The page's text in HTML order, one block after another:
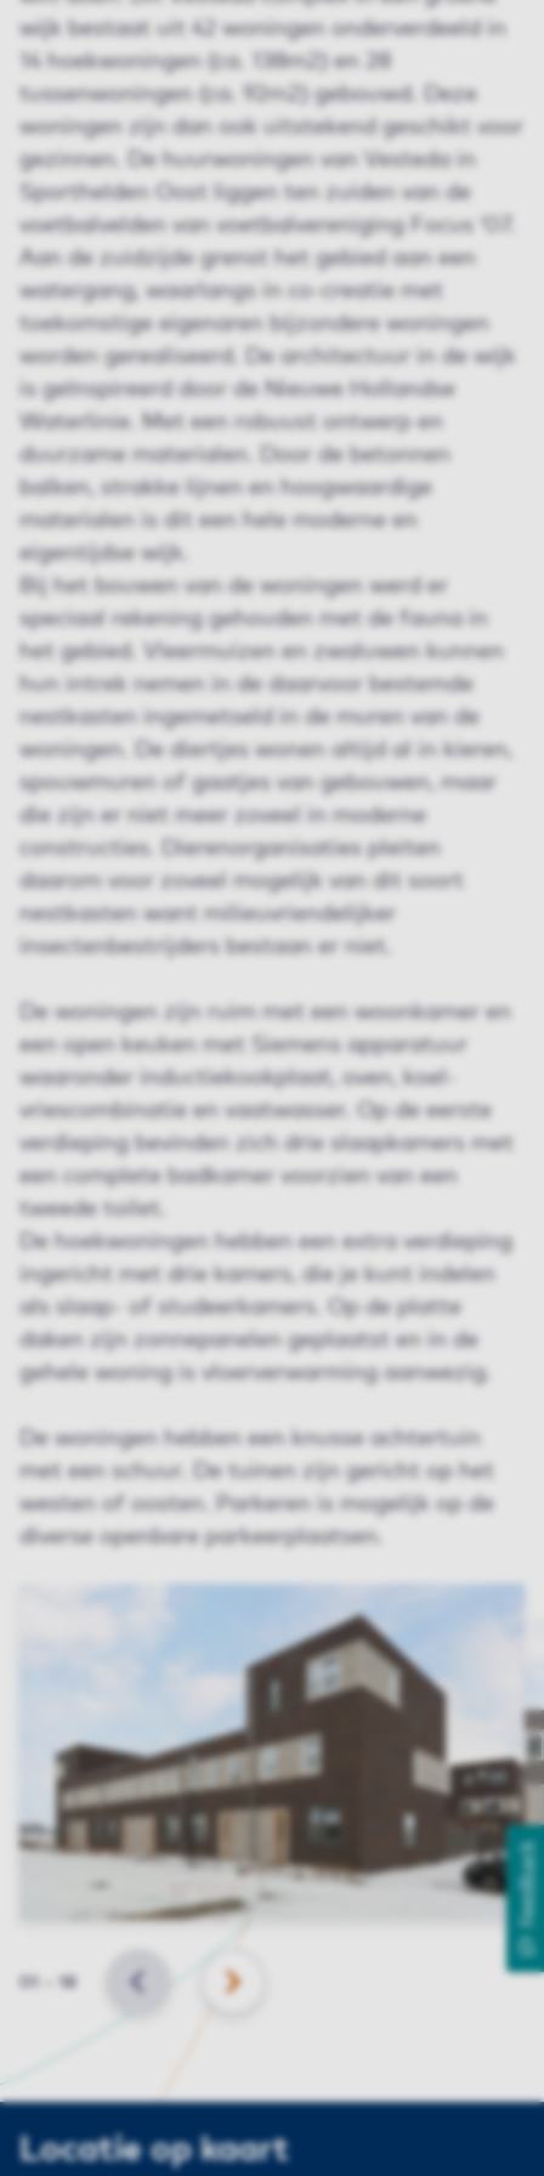
wijk bestaat uit 42 woningen onderverdeeld in
14 hoekwoningen (ca. 138m2) en 28
tussenwoningen (ca. 92m2) gebouwd. Deze
woningen zijn dan ook uitstekend geschikt voor
gezinnen. De huurwoningen van Vesteda in
Sporthelden Oost liggen ten zuiden van de
voetbalvelden van voetbalvereniging Focus ‘07.
Aan de zuidzijde grenst het gebied aan een
watergang, waarlangs in co-creatie met
toekomstige eigenaren bijzondere woningen
worden gerealiseerd. De architectuur in de wijk
is geïnspireerd door de Nieuwe Hollandse
Waterlinie. Met een robuust ontwerp en
duurzame materialen. Door de betonnen
balken, strakke lijnen en hoogwaardige
materialen is dit een hele moderne en
eigentijdse wijk.
Bij het bouwen van de woningen werd er
speciaal rekening gehouden met de fauna in
het gebied. Vleermuizen en zwaluwen kunnen
hun intrek nemen in de daarvoor bestemde
nestkasten ingemetseld in de muren van de
woningen. De diertjes wonen altijd al in kieren,
spouwmuren of gaatjes van gebouwen, maar
die zijn er niet meer zoveel in moderne
constructies. Dierenorganisaties pleiten
daarom voor zoveel mogelijk van dit soort
nestkasten want milieuvriendelijker
insectenbestrijders bestaan er niet.
De woningen zijn ruim met een woonkamer en
een open keuken met Siemens apparatuur
waaronder inductiekookplaat, oven, koel-
vriescombinatie en vaatwasser. Op de eerste
verdieping bevinden zich drie slaapkamers met
een complete badkamer voorzien van een
tweede toilet.
De hoekwoningen hebben een extra verdieping
ingericht met drie kamers, die je kunt indelen
als slaap- of studeerkamers. Op de platte
daken zijn zonnepanelen geplaatst en in de
gehele woning is vloerverwarming aanwezig.
De woningen hebben een knusse achtertuin
met een schuur. De tuinen zijn gericht op het
westen of oosten. Parkeren is mogelijk op de
diverse openbare parkeerplaatsen.
Slide
VORIGE VOLGENDE
Locatie op kaart
Feedback